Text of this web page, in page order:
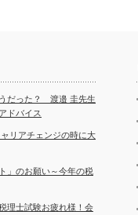
うだった？ 渡邉 圭先生
ドバイス
リアチェンジの時に大
」のお願い～今年の税
理士試験お疲れ様！会